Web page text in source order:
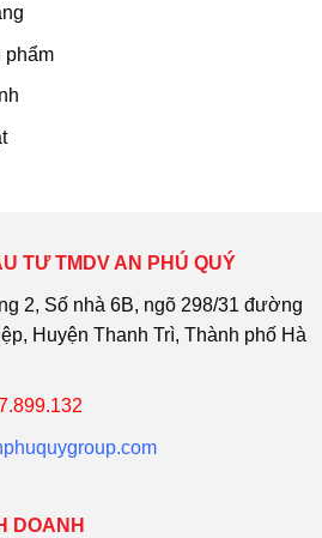
phẩm
TƯ TMDV AN PHÚ QUÝ
2, Số nhà 6B, ngõ 298/31 đường
Huyện Thanh Trì, Thành phố Hà
DOANH